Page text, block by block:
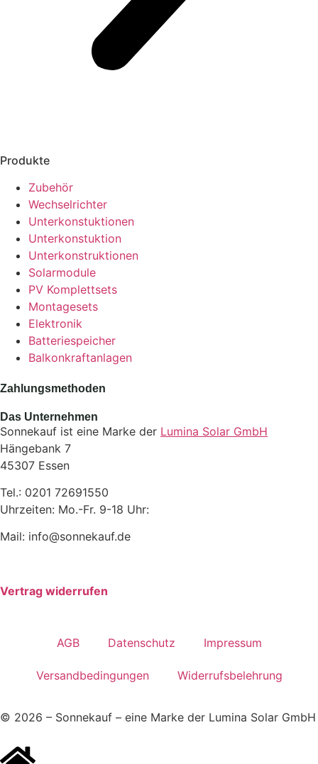
Produkte
Zubehör
Wechselrichter
Unterkonstuktionen
Unterkonstuktion
Unterkonstruktionen
Solarmodule
PV Komplettsets
Montagesets
Elektronik
Batteriespeicher
Balkonkraftanlagen
Zahlungsmethoden
Das Unternehmen
Sonnekauf ist eine Marke der Lumina Solar GmbH
Hängebank 7
45307 Essen
Tel.: 0201 72691550
Uhrzeiten: Mo.-Fr. 9-18 Uhr:
Mail: info@sonnekauf.de
Vertrag widerrufen
AGB Datenschutz Impressum
Versandbedingungen Widerrufsbelehrung
© 2026 – Sonnekauf – eine Marke der Lumina Solar GmbH